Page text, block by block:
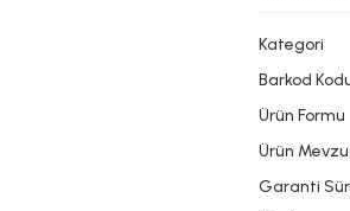
Kategori
Barkod
Ürün Formu
Ürün
Garanti